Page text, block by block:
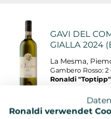
GAVI DEL
GIALLA 2024
La Mesma,
Gambero Rosso: 2
Ronaldi
SOAVE
Ronaldi verwendet